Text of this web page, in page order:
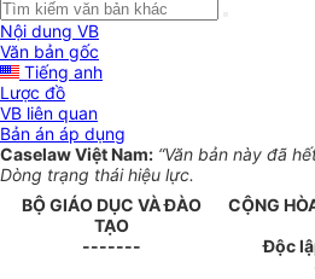
Nội dung VB
Văn bản gốc
Tiếng anh
Lược đồ
VB liên quan
Bản án áp dụng
Caselaw Việt Nam: “Văn bản này đã
Dòng trạng thái hiệu lực.
BỘGIÁO DỤC VÀ ĐÀO
TẠO
-------
CỘNG
Độc